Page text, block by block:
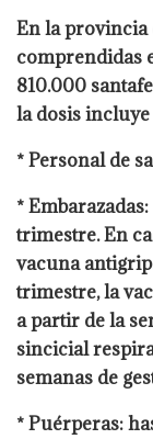
En la provincia
comprendidas
810.000
la dosis incluye
* Personal de
*
trimestre. En
vacuna
trimestre, la
a partir de la
sincicial
semanas de
* Puérperas: